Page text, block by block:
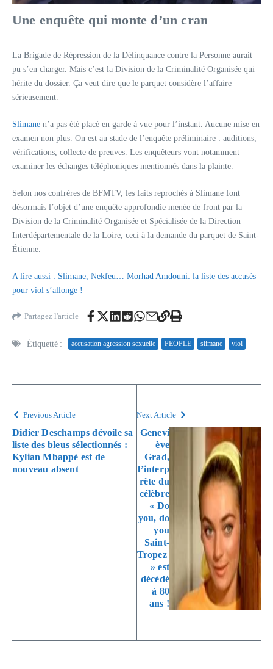
Une enquête qui monte d’un cran
La Brigade de Répression de la Délinquance contre la Personne aurait
pu s’en charger. Mais c’est la Division de la Criminalité Organisée qui
hérite du dossier. Ça veut dire que le parquet considère l’affaire
sérieusement.
Slimane n’a pas été placé en garde à vue pour l’instant. Aucune mise en
examen non plus. On est au stade de l’enquête préliminaire : auditions,
vérifications, collecte de preuves. Les enquêteurs vont notamment
examiner les échanges téléphoniques mentionnés dans la plainte.
Selon nos confrères de BFMTV, les faits reprochés à Slimane font
désormais l’objet d’une enquête approfondie menée de front par la
Division de la Criminalité Organisée et Spécialisée de la Direction
Interdépartementale de la Loire, ceci à la demande du parquet de Saint-
Étienne.
A lire aussi : Slimane, Nekfeu… Morhad Amdouni: la liste des accusés
pour viol s’allonge !
Partagez l'article
Étiquetté : accusation agression sexuelle PEOPLE slimane viol
Previous Article
Didier Deschamps dévoile sa
liste des bleus sélectionnés :
Kylian Mbappé est de
nouveau absent
Next Article
Genevi
ève
Grad,
l’interp
rète du
célèbre
« Do
you, do
you
Saint-
Tropez
» est
décédé
à 80
ans !